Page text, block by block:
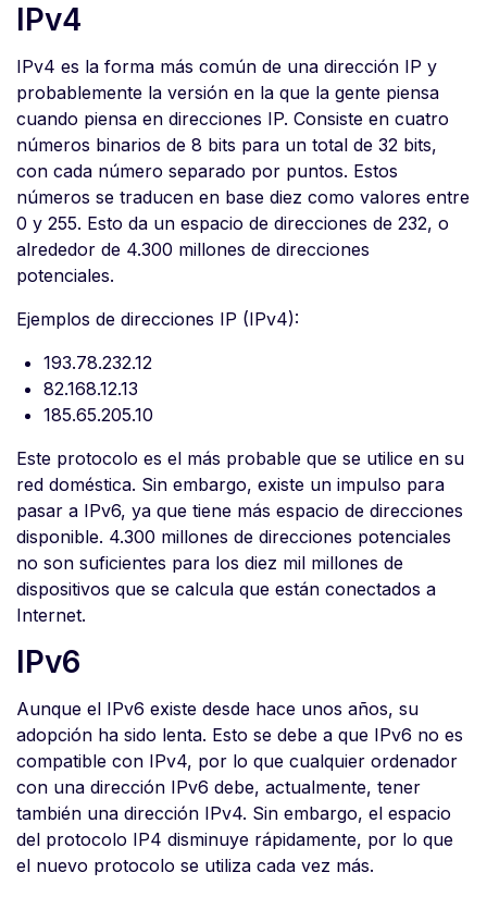
IPv4
IPv4 es la forma más común de una dirección IP y
probablemente la versión en la que la gente piensa
cuando piensa en direcciones IP. Consiste en cuatro
números binarios de 8 bits para un total de 32 bits,
con cada número separado por puntos. Estos
números se traducen en base diez como valores entre
0 y 255. Esto da un espacio de direcciones de 232, o
alrededor de 4.300 millones de direcciones
potenciales.
Ejemplos de direcciones IP (IPv4):
193.78.232.12
82.168.12.13
185.65.205.10
Este protocolo es el más probable que se utilice en su
red doméstica. Sin embargo, existe un impulso para
pasar a IPv6, ya que tiene más espacio de direcciones
disponible. 4.300 millones de direcciones potenciales
no son suficientes para los diez mil millones de
dispositivos que se calcula que están conectados a
Internet.
IPv6
Aunque el IPv6 existe desde hace unos años, su
adopción ha sido lenta. Esto se debe a que IPv6 no es
compatible con IPv4, por lo que cualquier ordenador
con una dirección IPv6 debe, actualmente, tener
también una dirección IPv4. Sin embargo, el espacio
del protocolo IP4 disminuye rápidamente, por lo que
el nuevo protocolo se utiliza cada vez más.